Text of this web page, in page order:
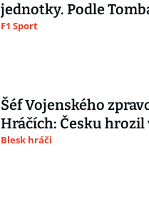
jednotky. Podle
F1 Sport
Šéf Vojenského
Hráčích: Česku
Blesk hráči